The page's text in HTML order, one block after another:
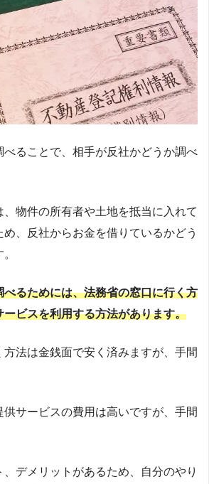
べることで、相手が反社かどうか調べ
物件の所有者や土地を抵当に入れて
、反社からお金を借りているかどう
べるためには、法務省の窓口に行く方
ービスを利用する方法があります。
法は金銭面で安く済みますが、手間
サービスの費用は高いですが、手間
デメリットがあるため、自分のやり